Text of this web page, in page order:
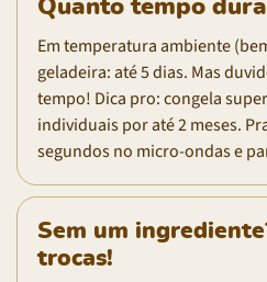
Quanto tempo
Em temperatura ambiente
geladeira: até 5 dias. Mas
tempo! Dica pro: congela
individuais por até 2 meses.
segundos no micro-ondas e
Sem um
trocas!